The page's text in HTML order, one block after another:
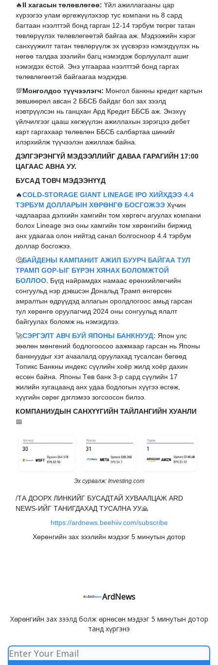
🔥II хагасын төлөвлөгөө: Үйл ажиллагааны цар
хүрээгээ улам өргөжүүлэхээр тус компани нь 8 сард
багтаан нээлттэй бонд гарган 12-14 тэрбум төгрөг татан
төвлөрүүлэх төлөвлөгөөтэй байгаа аж. Мэдээжийн хэрэг
санхүүжилт татан төвлөрүүлж эх үүсвэрээ нэмэгдүүлэх нь
нөгөө талдаа зээлийн багц нэмэгдэж борлуулалт ашиг
нэмэгдэх ёстой. Энэ утгаараа нээлттэй бонд гаргах
төлөвлөгөөтэй байгаагаа мэдэгдэв.
💯Монголдоо түүчээлэгч: Монгол банкны кредит картын
зөвшөөрөл авсан 2 ББСБ байдаг бол зах зээлд
нэвтрүүлсэн нь ганцхан Ард Кредит ББСБ аж. Энэхүү
үйлчилгээг цааш хөгжүүлэн ажиллахын зэрэгцээ дебет
карт гаргахаар төлөвлөн ББСБ салбартаа шинийг
илэрхийлж түүчээлэн ажиллаж байна.
ДЭЛГЭРЭНГҮЙ МЭДЭЭЛЛИЙГ ДАВАА ГАРАГИЙН 17:00
ЦАГААС АВНА УУ.
БУСАД ТОВЧ МЭДЭЭНҮҮД
🔥COLD-STORAGE GIANT LINEAGE IPO ХИЙХДЭЭ 4.4
ТЭРБУМ ДОЛЛАРЫН ХӨРӨНГӨ БОСГОЖЭЭ Хүчин
чадлаараа дэлхийн хамгийн том хөргөгч агуулах компани
болох Lineage энэ оны хамгийн том хөрөнгийн биржид
анх удаагаа олон нийтэд санал болгосноор 4.4 тэрбум
доллар босгожээ.
🤔БАЙДЕНЫ КАМПАНИТ АЖИЛ БУУРЧ БАЙГАА ТУЛ
ТРАМП GOP-ЫГ БҮРЭН ХЯНАХ БОЛОМЖТОЙ
БОЛЛОО. Бүгд найрамдах намаас ерөнхийлөгчийн
сонгуульд нэр дэвшсэн Дональд Трамп өнгөрсөн
амралтын өдрүүдэд аллагын оролдлогоос амьд гарсан
тул хөрөнгө оруулагчид 2024 оны сонгуульд ялалт
байгуулах боломж нь нэмэгдлээ.
🚀СЭРГЭЛТ АВЧ БУЙ ЯПОНЫ БАНКНУУД: Япон улс
зөөлөн мөнгөний бодлогоосоо аажмаар гарсан нь Японы
банкнуудыг хэт ачаалалд оруулахад тусалсан бөгөөд
Топикс Банкны индекс сүүлийн хоёр жилд хоёр дахин
өссөн байна. Японы Төв банк 3-р сард сүүлийн 17
жилийн хугацаанд анх удаа бодлогын хүүгээ өсгөж,
хүүгийн сөрөг дэглэмээ зогсоосон билээ.
КОМПАНИУДЫН САНХҮҮГИЙН ТАЙЛАНГИЙН ХУАНЛИ
📅
Эх сурвалж: Investing.com
/ТА ДООРХ ЛИНКИЙГ БУСАДТАЙ ХУВААЛЦАЖ ARD
NEWS-ИЙГ ТАНИГДАХАД ТУСАЛНА УУ🙏
https://ardnews.beehiiv.com/subscribe
Хөрөнгийн зах зээлийн мэдээг 5 минутын дотор
ArdNews
Хөрөнгийн зах зээлд болж өрнөсөн мэдээг 5 минутын дотор
танд хүргэнэ